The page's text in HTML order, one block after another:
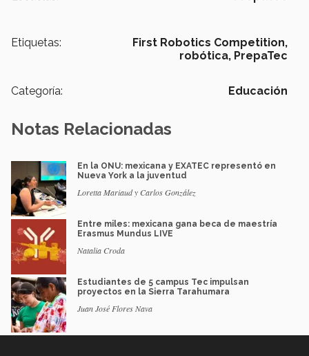
Etiquetas:
First Robotics Competition,
robótica, PrepaTec
Categoría: Educación
Notas Relacionadas
En la ONU: mexicana y EXATEC representó en
Nueva York a la juventud
Loretta Mariaud y Carlos González
Entre miles: mexicana gana beca de maestría
Erasmus Mundus LIVE
Natalia Croda
Estudiantes de 5 campus Tec impulsan
proyectos en la Sierra Tarahumara
Juan José Flores Nava